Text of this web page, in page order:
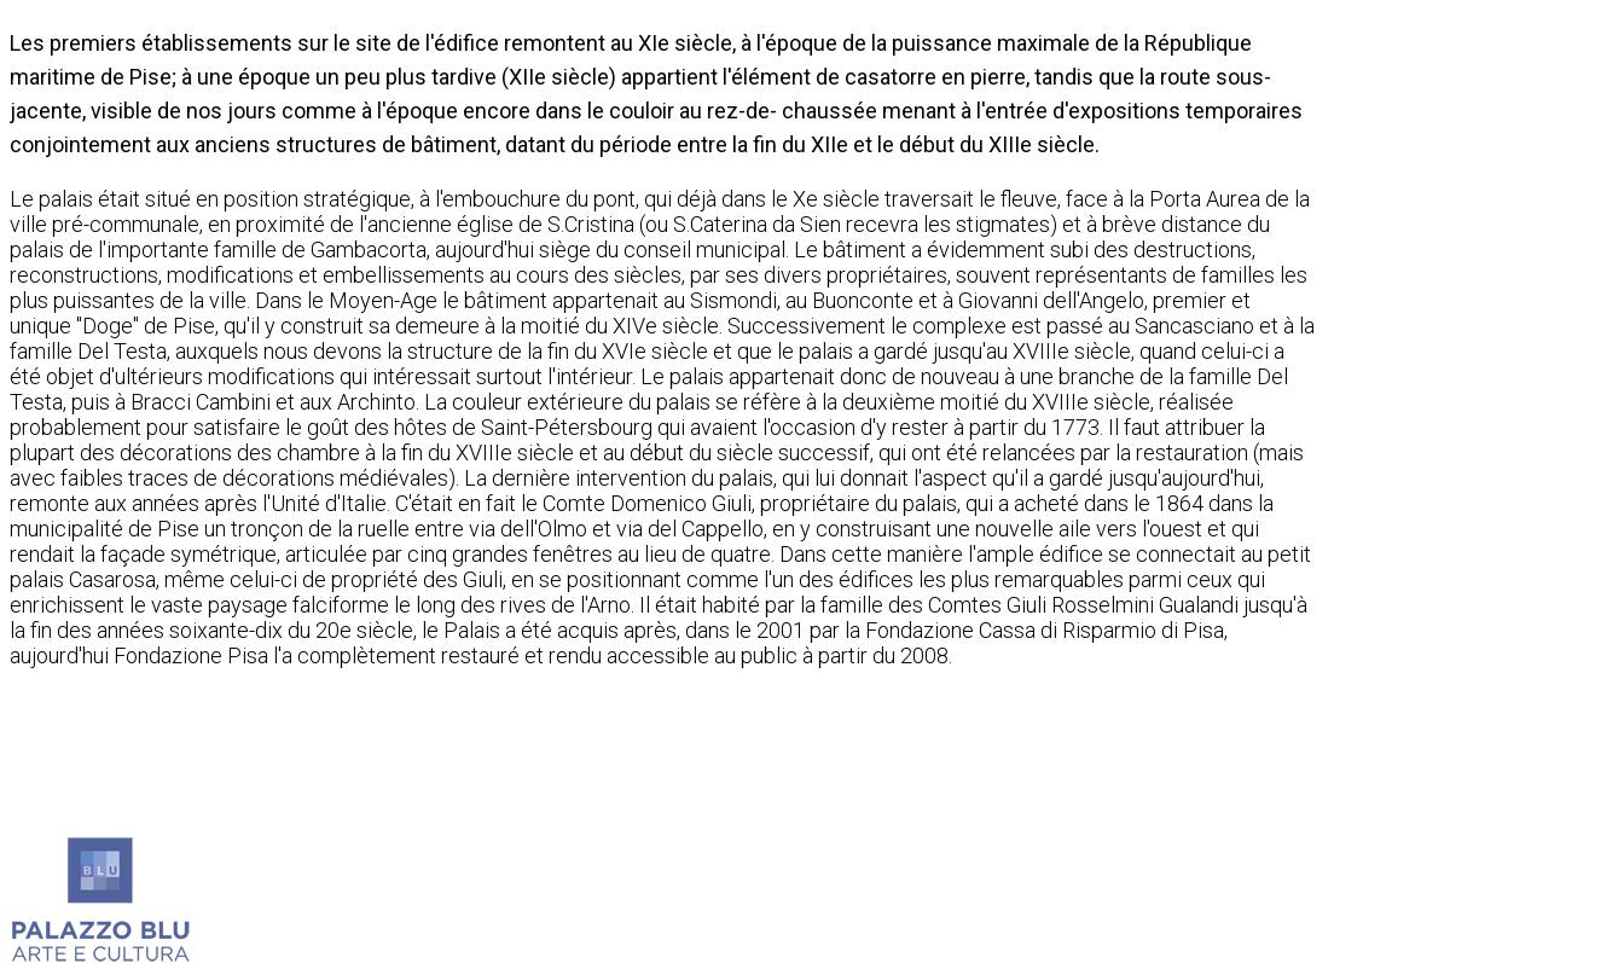
Les premiers établissements sur le site de l'édifice remontent au XIe siècle, à l'époque de la puissance maximale de la République
maritime de Pise; à une époque un peu plus tardive (XIIe siècle) appartient l'élément de casatorre en pierre, tandis que la route sous-
jacente, visible de nos jours comme à l'époque encore dans le couloir au rez-de- chaussée menant à l'entrée d'expositions temporaires
conjointement aux anciens structures de bâtiment, datant du période entre la fin du XIIe et le début du XIIIe siècle.
Le palais était situé en position stratégique, à l'embouchure du pont, qui déjà dans le Xe siècle traversait le fleuve, face à la Porta Aurea de la
ville pré-communale, en proximité de l'ancienne église de S.Cristina (ou S.Caterina da Sien recevra les stigmates) et à brève distance du
palais de l'importante famille de Gambacorta, aujourd'hui siège du conseil municipal. Le bâtiment a évidemment subi des destructions,
reconstructions, modifications et embellissements au cours des siècles, par ses divers propriétaires, souvent représentants de familles les
plus puissantes de la ville. Dans le Moyen-Age le bâtiment appartenait au Sismondi, au Buonconte et à Giovanni dell'Angelo, premier et
unique "Doge" de Pise, qu'il y construit sa demeure à la moitié du XIVe siècle. Successivement le complexe est passé au Sancasciano et à la
famille Del Testa, auxquels nous devons la structure de la fin du XVIe siècle et que le palais a gardé jusqu'au XVIIIe siècle, quand celui-ci a
été objet d'ultérieurs modifications qui intéressait surtout l'intérieur. Le palais appartenait donc de nouveau à une branche de la famille Del
Testa, puis à Bracci Cambini et aux Archinto. La couleur extérieure du palais se réfère à la deuxième moitié du XVIIIe siècle, réalisée
probablement pour satisfaire le goût des hôtes de Saint-Pétersbourg qui avaient l'occasion d'y rester à partir du 1773. Il faut attribuer la
plupart des décorations des chambre à la fin du XVIIIe siècle et au début du siècle successif, qui ont été relancées par la restauration (mais
avec faibles traces de décorations médiévales). La dernière intervention du palais, qui lui donnait l'aspect qu'il a gardé jusqu'aujourd'hui,
remonte aux années après l'Unité d'Italie. C'était en fait le Comte Domenico Giuli, propriétaire du palais, qui a acheté dans le 1864 dans la
municipalité de Pise un tronçon de la ruelle entre via dell'Olmo et via del Cappello, en y construisant une nouvelle aile vers l'ouest et qui
rendait la façade symétrique, articulée par cinq grandes fenêtres au lieu de quatre. Dans cette manière l'ample édifice se connectait au petit
palais Casarosa, même celui-ci de propriété des Giuli, en se positionnant comme l'un des édifices les plus remarquables parmi ceux qui
enrichissent le vaste paysage falciforme le long des rives de l'Arno. Il était habité par la famille des Comtes Giuli Rosselmini Gualandi jusqu'à
la fin des années soixante-dix du 20e siècle, le Palais a été acquis après, dans le 2001 par la Fondazione Cassa di Risparmio di Pisa,
aujourd'hui Fondazione Pisa l'a complètement restauré et rendu accessible au public à partir du 2008.